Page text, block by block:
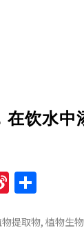
在饮水
Sina